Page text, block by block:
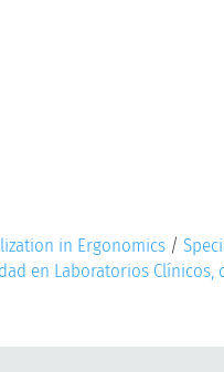
in Ergonomics /
en Laboratorios Clínicos,